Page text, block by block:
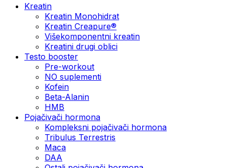
Kreatin
Kreatin Monohidrat
Kreatin Creapure®
Višekomponentni kreatin
Kreatini drugi oblici
Testo booster
Pre-workout
NO suplementi
Kofein
Beta-Alanin
HMB
Pojačivači hormona
Kompleksni pojačivači hormona
Tribulus Terrestris
Maca
DAA